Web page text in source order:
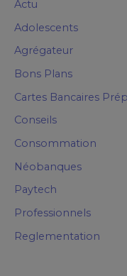
Actu
Adolescents
Agrégateur
Bons Plans
Cartes Bancaires
Conseils
Consommation
Néobanques
Paytech
Professionnels
Reglementation